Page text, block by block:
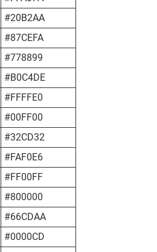
#20B2AA
#87CEFA
#778899
#B0C4DE
#FFFFE0
#00FF00
#32CD32
#FAF0E6
#FF00FF
#800000
#66CDAA
#0000CD